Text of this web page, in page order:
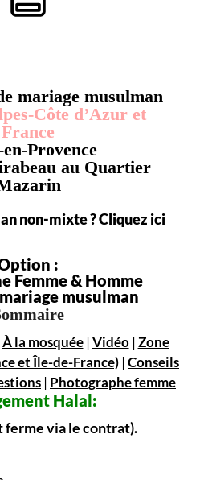
mariage musulman
Côte d’Azur et
France
Provence
au Quartier
non-mixte ? Cliquez ici
:
Femme & Homme
musulman
À la mosquée|Vidéo|Zone
et Île-de-France) |Conseils
| Photographe femme
Halal:
ferme via le contrat).